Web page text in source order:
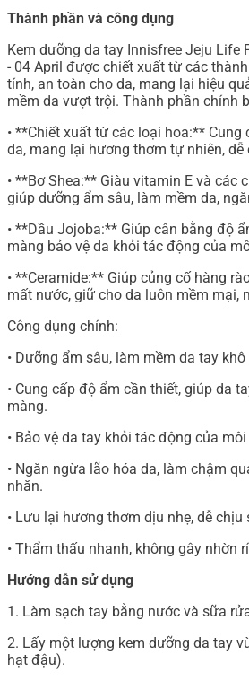
Thành phần và công dụng
Kem dưỡng da tay Innisfree Jeju Life
- 04 April được chiết xuất từ các
tính, an toàn cho da, mang lại hiệu
mềm da vượt trội. Thành phần chính
• **Chiết xuất từ các loại hoa:** Cung
da, mang lại hương thơm tự nhiên, dễ
• **Bơ Shea:** Giàu vitamin E và các
giúp dưỡng ẩm sâu, làm mềm da,
• **Dầu Jojoba:** Giúp cân bằng độ
màng bảo vệ da khỏi tác động của
• **Ceramide:** Giúp củng cố hàng
mất nước, giữ cho da luôn mềm mại,
Công dụng chính:
• Dưỡng ẩm sâu, làm mềm da tay khô
• Cung cấp độ ẩm cần thiết, giúp da
màng.
• Bảo vệ da tay khỏi tác động của môi
• Ngăn ngừa lão hóa da, làm chậm
nhăn.
• Lưu lại hương thơm dịu nhẹ, dễ chịu
• Thẩm thấu nhanh, không gây nhờn
Hướng dẫn sử dụng
1. Làm sạch tay bằng nước và sữa
2. Lấy một lượng kem dưỡng da tay
hạt đậu).